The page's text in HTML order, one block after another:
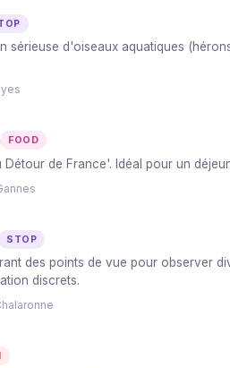
sérieuse d'oiseaux aquatiques
FOOD
de France'. Idéal pour un
STOP
des points de vue pour observer
discrets.